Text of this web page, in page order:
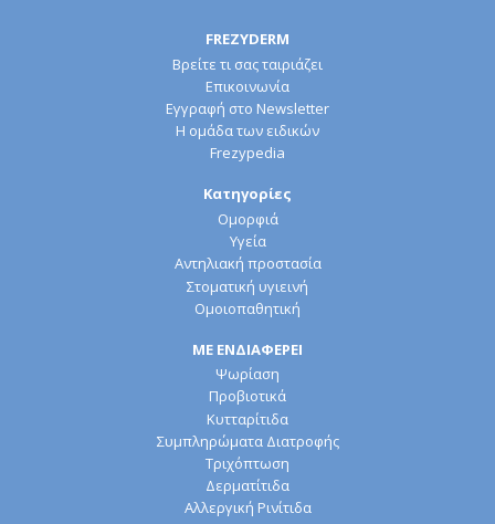
FREZYDERM
Βρείτε τι σας ταιριάζει
Επικοινωνία
Εγγραφή στο Newsletter
Η ομάδα των ειδικών
Frezypedia
Κατηγορίες
Ομορφιά
Υγεία
Αντηλιακή προστασία
Στοματική υγιεινή
Ομοιοπαθητική
ΜΕ ΕΝΔΙΑΦΕΡΕΙ
Ψωρίαση
Προβιοτικά
Κυτταρίτιδα
Συμπληρώματα Διατροφής
Τριχόπτωση
Δερματίτιδα
Αλλεργική Ρινίτιδα